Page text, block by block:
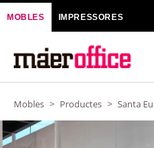
contingut
MOBLES IMPRESSORES
Mobles > Productes > Santa